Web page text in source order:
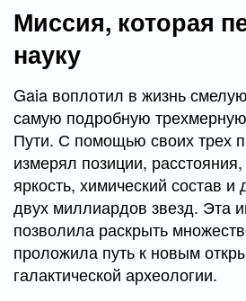
Миссия, которая
науку
Gaia воплотил в жизнь
самую подробную
Пути. С помощью своих трех
измерял позиции,
яркость, химический состав и
двух миллиардов звезд. Эта
позволила раскрыть
проложила путь к новым
галактической археологии.